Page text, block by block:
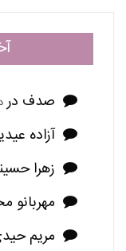
صدف در
آزاده
زهرا
مهربانو
مریم